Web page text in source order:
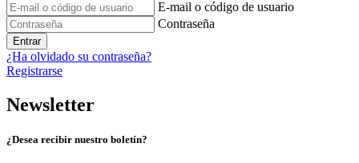
E-mail o código de usuario
Contraseña
Entrar
¿Ha olvidado su contraseña?
Registrarse
Newsletter
¿Desea recibir nuestro boletín?